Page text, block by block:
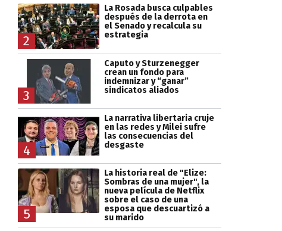
2
La Rosada busca culpables
después de la derrota en
el Senado y recalcula su
estrategia
3
Caputo y Sturzenegger
crean un fondo para
indemnizar y “ganar”
sindicatos aliados
4
La narrativa libertaria cruje
en las redes y Milei sufre
las consecuencias del
desgaste
5
La historia real de "Elize:
Sombras de una mujer", la
nueva película de Netflix
sobre el caso de una
esposa que descuartizó a
su marido